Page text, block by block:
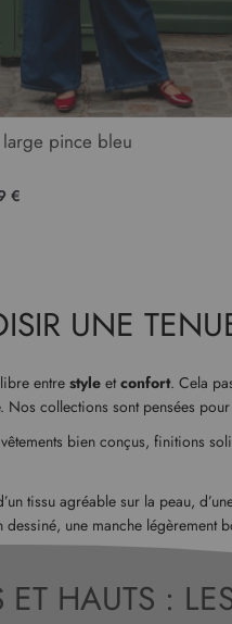
large pince bleu
€
UNE
entre style et confort. Cela
Nos collections sont pensées
bien conçus, finitions
tissu agréable sur la peau,
dessiné, une manche légèrement
ET HAUTS :